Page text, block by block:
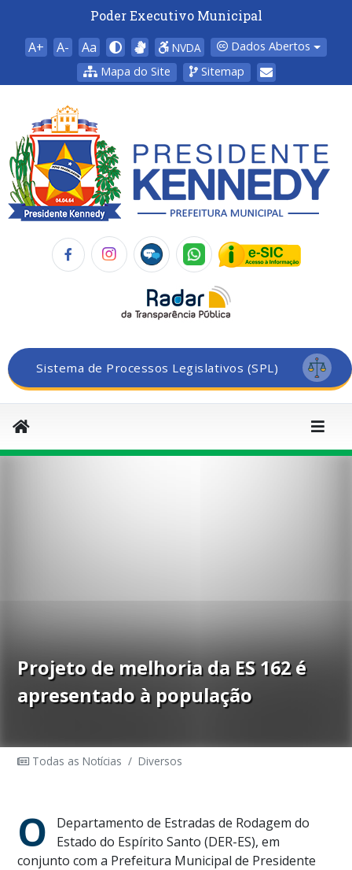
Poder Executivo Municipal
A+ A- Aa NVDA
Dados Abertos
Mapa do Site
Sitemap
Sistema de Processos Legislativos (SPL)
Projeto de melhoria da ES 162 é
apresentado à população
Todas as Notícias / Diversos
O
Departamento de Estradas de Rodagem do
Estado do Espírito Santo (DER-ES), em
conjunto com a Prefeitura Municipal de Presidente